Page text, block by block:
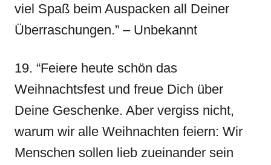
viel Spaß beim Auspacken all Deiner
Überraschungen.” – Unbekannt
19. “Feiere heute schön das
Weihnachtsfest und freue Dich über
Deine Geschenke. Aber vergiss nicht,
warum wir alle Weihnachten feiern: Wir
Menschen sollen lieb zueinander sein